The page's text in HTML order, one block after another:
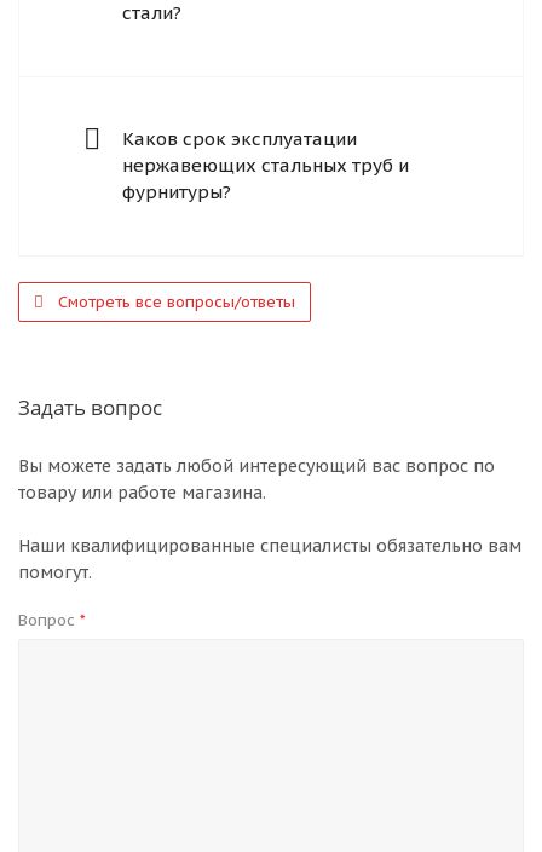
стали?
Каков срок эксплуатации
нержавеющих стальных труб и
фурнитуры?
Смотреть все вопросы/ответы
Задать вопрос
Вы можете задать любой интересующий вас вопрос по
товару или работе магазина.
Наши квалифицированные специалисты обязательно вам
помогут.
Вопрос *